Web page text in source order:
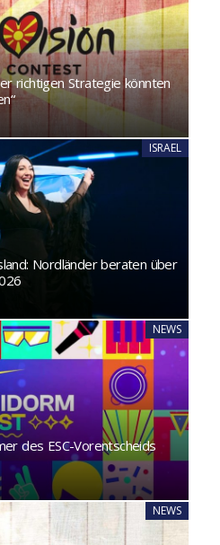
richtigen Strategie könnten
ISRAEL
Nordländer beraten über
NEWS
des ESC-Vorentscheids
NEWS